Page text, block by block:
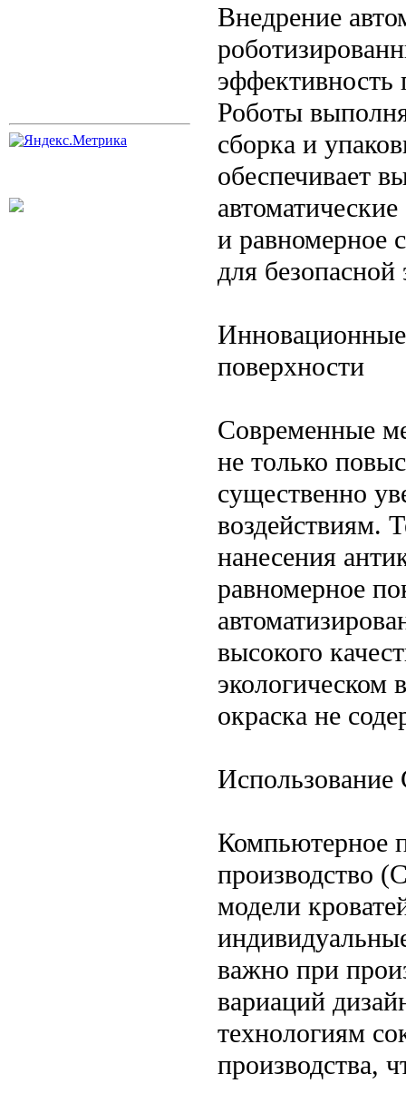
Внедрение
эффективность
Роботы
сборка и
обеспечивает
и равномерное
для безопасной
поверхности
Современные
не только
существенно
воздействиям.
нанесения
равномерное
высокого
экологическом
окраска не
Компьютерное
производство
модели
важно при
вариаций
технологиям
производства,